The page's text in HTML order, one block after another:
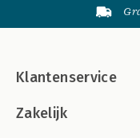
Klantenservice
Zakelijk